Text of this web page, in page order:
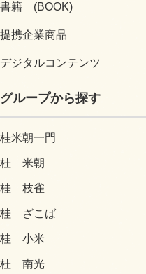
書籍 (BOOK)
提携企業商品
デジタルコンテンツ
グループから探す
桂米朝一門
桂 米朝
桂 枝雀
桂 ざこば
桂 小米
桂 南光